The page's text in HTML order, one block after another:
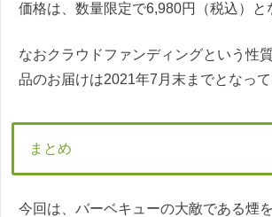
価格は、数量限定で6,980円（税込）と
なおクラウドファンディングという性
品のお届けは2021年7月末までとなって
まとめ
今回は、バーベキューの大敵である煙